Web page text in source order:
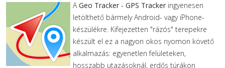
AGeo Tracker - GPS Tracker ingyenesen
letölthető bármely Android- vagy iPhone-
készülékre. Kifejezetten "rázós" terepekre
készült el ez a nagyon okos nyomon követő
alkalmazás: egyenetlen felületeken,
hosszabb utazásoknál, erdős túrákon